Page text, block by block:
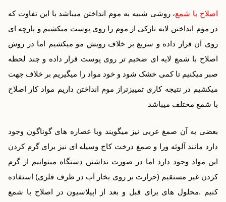
اصلاح با شمع، روشی شبیه به موم انداختن میباشد با این تفاوت که
در موم انداختن لایه نازکی از موم را روی پوست میکشیم و پارچه ای
روی آن قرار داده و سریع بر خلاف رویش مو میکشیم اما در روش
اصلاح با شمع لایه ای ضخیم تر روی پوست قرار داده و چند لحظه
صبر میکنیم تا کمی خشک شود و خود مواد را میگیریم بر خلاف جهت
میکشیم در نتیجه کاری تمییزتراز موم انداختن داریم مواد کار اصلاح
با شمع مختلف میباشد
بعضی به آن صمغ عربی نیز میگویند وبا عصاره های گوناگون وجود
دارد مانند آلوئه ورا و صمغ درخت کاج وسیله ای نیز برای گرم کردن
این مواد وجود دارد اما در صورت نداشتن دستگاه میتوانیم از گرم
کردن غیر مستقیم (حرارت بر روی بخار آب در ظرف فلزی) استفاده
کنیم .محلول های برای قبل و بعد از اپیلاسیون در اصلاح با شمع